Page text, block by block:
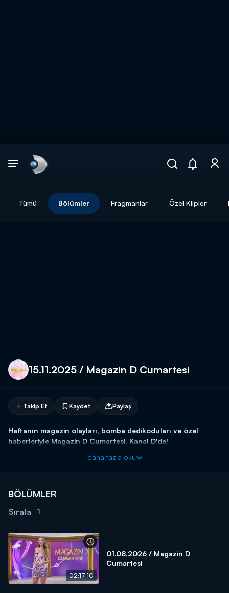
Tümü Bölümler Fragmanlar Özel Klipler
15.11.2025 / Magazin D Cumartesi
Takip Et Kaydet Paylaş
Haftanın magazin olayları, bomba dedikoduları ve özel
haberleriyle Magazin D Cumartesi, Kanal D'de!
daha fazla oku
BÖLÜMLER
Sırala
02:17:10
01.08.2026 / Magazin D
Cumartesi